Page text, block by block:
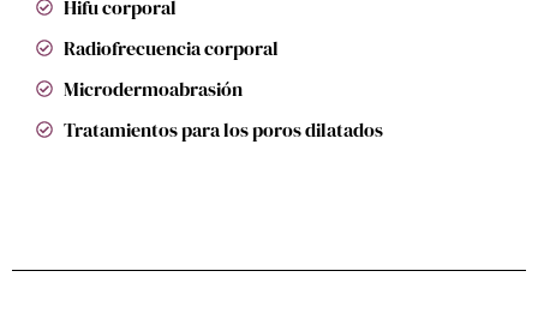
Hifu corporal
Radiofrecuencia corporal
Microdermoabrasión
Tratamientos para los poros dilatados